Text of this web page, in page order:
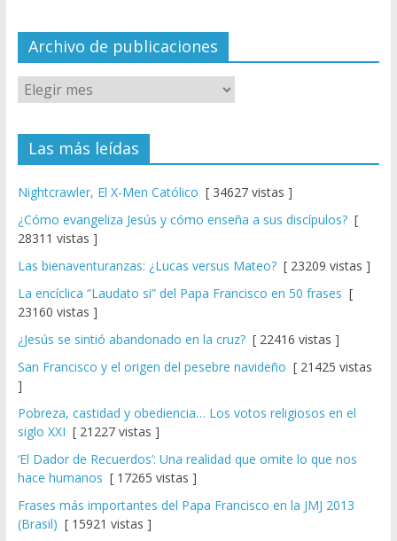
el
Archivo de publicaciones
Las más leídas
Nightcrawler, El X-Men Católico [ 34627 vistas ]
¿Cómo evangeliza Jesús y cómo enseña a sus discípulos?[
28311 vistas ]
Las bienaventuranzas: ¿Lucas versus Mateo?[ 23209 vistas ]
La encíclica “Laudato si” del Papa Francisco en 50 frases [
23160 vistas ]
¿Jesús se sintió abandonado en la cruz?[ 22416 vistas ]
San Francisco y el origen del pesebre navideño [ 21425 vistas
]
Pobreza, castidad y obediencia… Los votos religiosos en el
siglo XXI [ 21227 vistas ]
‘El Dador de Recuerdos’: Una realidad que omite lo que nos
hace humanos [ 17265 vistas ]
Frases más importantes del Papa Francisco en la JMJ 2013
(Brasil) [ 15921 vistas ]